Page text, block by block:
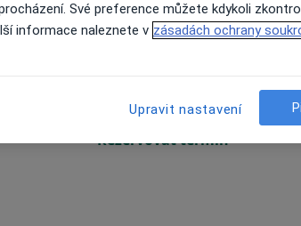
Dnes Zítra Po Út
Online rezervace termínu není k
Rezervovat termín
Své preference můžete kdykoli
informace naleznete v zásadách ochrany
Upravit nastavení